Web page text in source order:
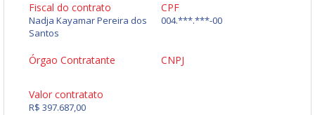
Fiscal do contrato
Nadja Kayamar Pereira dos
Santos
CPF
004.***.***-00
Órgao Contratante CNPJ
Valor contratato
R$ 397.687,00